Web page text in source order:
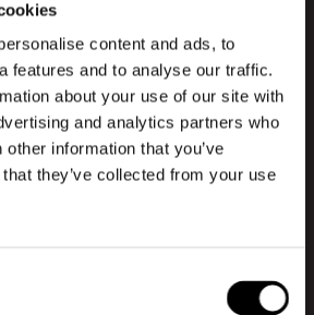
content and ads, to
features and to analyse our traffic.
about your use of our site with
and analytics partners who
information that you’ve
they’ve collected from your use
af foredrag, som
efter aftale.
tænkt til alle
samt
Book Talk